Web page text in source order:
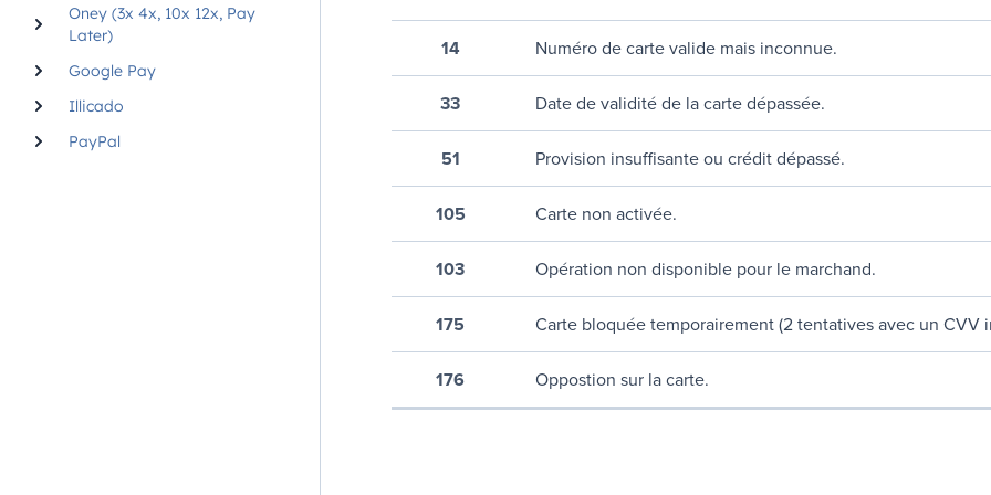
Oney (3x 4x, 10x 12x, Pay
Later)
Google Pay
Illicado
PayPal
14 Numéro de carte valide mais inconnue.
33 Date de validité de la carte dépassée.
51 Provision insuffisante ou crédit dépassé.
105 Carte non activée.
103 Opération non disponible pour le marchand.
175 Carte bloquée temporairement (2 tentatives avec un CVV
176 Oppostion sur la carte.